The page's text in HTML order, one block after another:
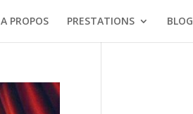
A PROPOS PRESTATIONS BLOG